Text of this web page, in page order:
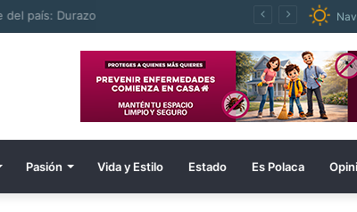
Pasión Vida y Estilo Estado Es Polaca